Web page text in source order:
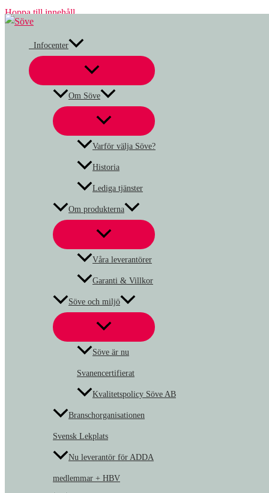
Hoppa till innehåll
Infocenter
Om Söve
Varför välja Söve?
Historia
Lediga tjänster
Om produkterna
Våra leverantörer
Garanti & Villkor
Söve och miljö
Söve är nu
Svanencertifierat
Kvalitetspolicy Söve AB
Branschorganisationen
Svensk Lekplats
Nu leverantör för ADDA
medlemmar + HBV